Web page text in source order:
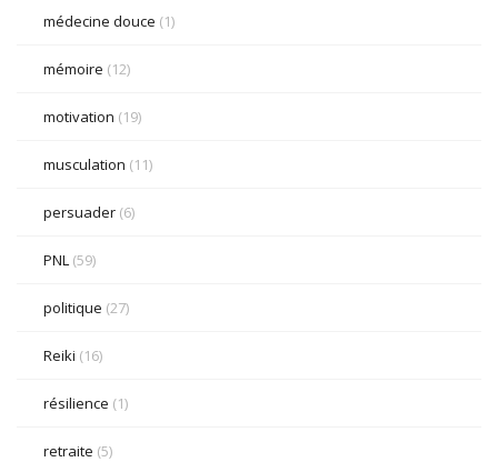
médecine douce (1)
mémoire (12)
motivation (19)
musculation (11)
persuader (6)
PNL (59)
politique (27)
Reiki (16)
résilience (1)
retraite (5)